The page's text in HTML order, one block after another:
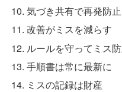
気づき共有で再発防止
改善がミスを減らす
ルールを守ってミス
手順書は常に最新に
ミスの記録は財産